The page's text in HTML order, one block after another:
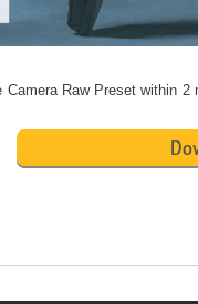
Raw Preset within